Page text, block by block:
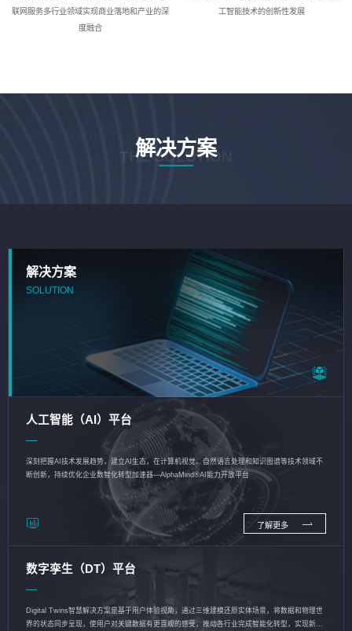
联网服务多行业领域实现商业落地和产业的深
度融合
工智能技术的创新性发展
解决方案
THE SOLUTION
解决方案
SOLUTION
人工智能（AI）平台
深刻把握AI技术发展趋势，建立AI生态，在计算机视觉、自然语言处理和知识图谱等技术领域不
断创新，持续优化企业数智化转型加速器—AlphaMind®AI能力开放平台
了解更多
数字孪生（DT）平台
Digital Twins智慧解决方案是基于用户体验视角，通过三维建模还原实体场景，将数据和物理世
界的状态同步呈现，使用户对关键数据有更直观的感受，推动各行业完成智能化转型，实现新旧